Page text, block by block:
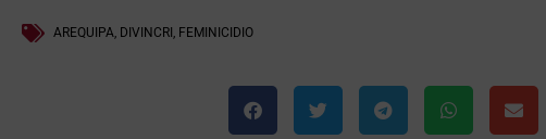
AREQUIPA, DIVINCRI , FEMINICIDIO